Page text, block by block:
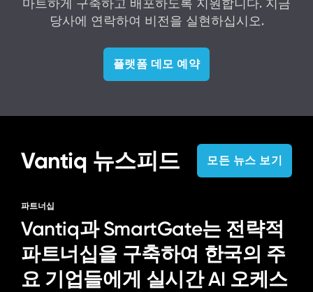
마트하게 구축하고 배포하도록 지원합니다. 지금
당사에 연락하여 비전을 실현하십시오.
플랫폼 데모 예약
Vantiq 뉴스피드 모든 뉴스 보기
파트너십
Vantiq과 SmartGate는 전략적
파트너십을 구축하여 한국의 주
요 기업들에게 실시간 AI 오케스